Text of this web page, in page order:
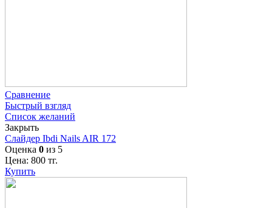
Сравнение
Быстрый взгляд
Список желаний
Закрыть
Слайдер Ibdi Nails AIR 172
Оценка 0 из 5
Цена: 800 тг.
Купить